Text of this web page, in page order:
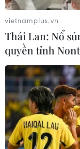
TIN CÙNG
Châu Âu sẽ
vietnamplus.vn
Thái Lan: Nổ
quyền tỉnh